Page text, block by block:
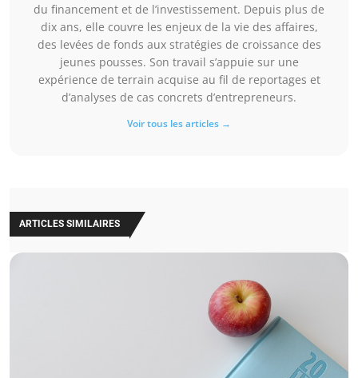
du financement et de l’investissement. Depuis plus de
dix ans, elle couvre les enjeux de la vie des affaires,
des levées de fonds aux stratégies de croissance des
jeunes pousses. Son travail s’appuie sur une
expérience de terrain acquise au fil de reportages et
d’analyses de cas concrets d’entrepreneurs.
Voir tous les articles →
ARTICLES SIMILAIRES